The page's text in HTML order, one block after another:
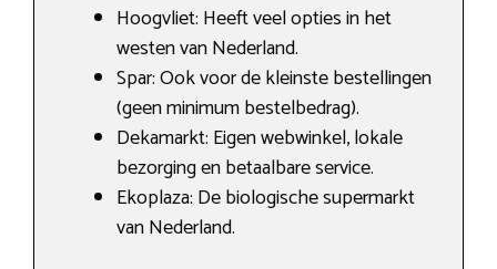
Hoogvliet: Heeft veel opties in het
westen van Nederland.
Spar: Ook voor de kleinste bestellingen
(geen minimum bestelbedrag).
Dekamarkt: Eigen webwinkel, lokale
bezorging en betaalbare service.
Ekoplaza: De biologische supermarkt
van Nederland.